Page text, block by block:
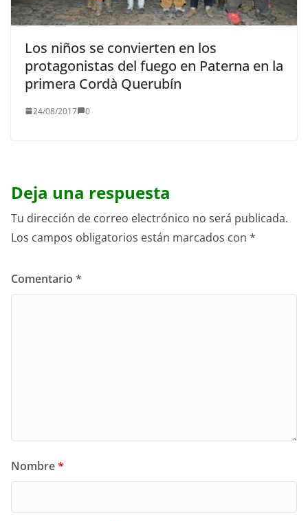
Los niños se convierten en los
protagonistas del fuego en Paterna en la
primera Cordà Querubín
24/08/2017 0
Deja una respuesta
Tu dirección de correo electrónico no será publicada.
Los campos obligatorios están marcados con *
Comentario *
Nombre*